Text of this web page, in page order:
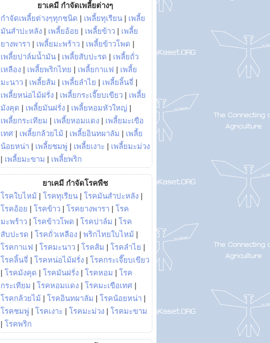
ยาเคมี กำจัดเพลี้ยต่างๆ
กำจัดเพลี้ยต่างๆทุกชนิด | เพลี้ยทุเรียน | เพลี้ย
มันสำปะหลัง | เพลี้ยอ้อย | เพลี้ยข้าว | เพลี้ย
ยางพารา | เพลี้ยมะพร้าว | เพลี้ยข้าวโพด |
เพลี้ยปาล์มน้ำมัน | เพลี้ยสับปะรด | เพลี้ยถั่ว
เหลือง | เพลี้ยพริกไทย | เพลี้ยกาแฟ | เพลี้ย
มะนาว | เพลี้ยส้ม | เพลี้ยลำไย | เพลี้ยลิ้นจี่ |
เพลี้ยหน่อไม้ฝรั่ง | เพลี้ยกระเจี๊ยบเขียว | เพลี้ย
มังคุด | เพลี้ยมันฝรั่ง | เพลี้ยหอมหัวใหญ่ |
เพลี้ยกระเทียม | เพลี้ยหอมแดง | เพลี้ยมะเขือ
เทศ | เพลี้ยกล้วยไม้ | เพลี้ยอินทผาลัม | เพลี้ย
น้อยหน่า | เพลี้ยชมพู่ | เพลี้ยเงาะ | เพลี้ยมะม่วง
| เพลี้ยมะขาม | เพลี้ยพริก
ยาเคมี กำจัดโรคพืช
โรคใบไหม้ | โรคทุเรียน | โรคมันสำปะหลัง |
โรคอ้อย | โรคข้าว | โรคยางพารา | โรค
มะพร้าว | โรคข้าวโพด | โรคปาล์ม | โรค
สับปะรด | โรคถั่วเหลือง | พริกไทยใบไหม้ |
โรคกาแฟ | โรคมะนาว | โรคส้ม | โรคลำไย |
โรคลิ้นจี่ | โรคหน่อไม้ฝรั่ง | โรคกระเจี๊ยบเขียว
| โรคมังคุด | โรคมันฝรั่ง | โรคหอม | โรค
กระเทียม | โรคหอมแดง | โรคมะเขือเทศ |
โรคกล้วยไม้ | โรคอินทผาลัม | โรคน้อยหน่า |
โรคชมพู่ | โรคเงาะ | โรคมะม่วง | โรคมะขาม
| โรคพริก